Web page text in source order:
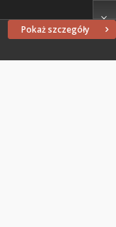
Pokaż szczegóły